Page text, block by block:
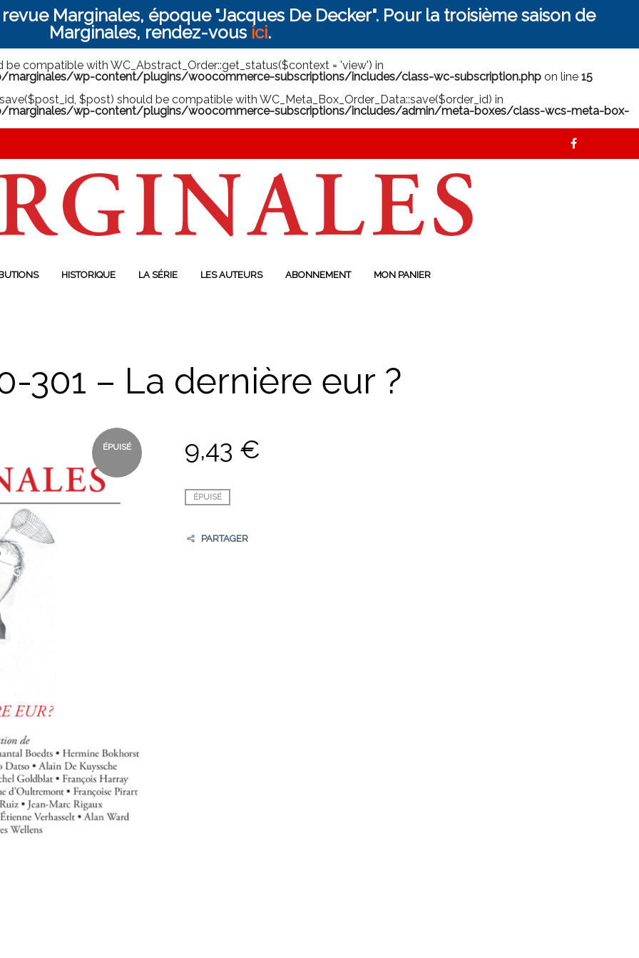
Marginales, époque "Jacques De Decker". Pour la troisième saison de
Marginales, rendez-vous ici.
compatible with WC_Abstract_Order::get_status($context = 'view') in
wp-content/plugins/woocommerce-subscriptions/includes/class-wc-subscription.php on line 15
$post) should be compatible with WC_Meta_Box_Order_Data::save($order_id) in
wp-content/plugins/woocommerce-subscriptions/includes/admin/meta-boxes/class-wcs-meta-box-
HISTORIQUE LA SÉRIE LES AUTEURS ABONNEMENT MON PANIER
301 – La dernière eur ?
ÉPUISÉ 9,43 €
ÉPUISÉ
PARTAGER